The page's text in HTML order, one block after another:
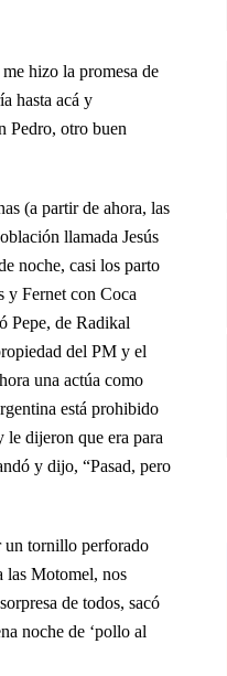
hizo la promesa de
hasta acá y
Pedro, otro buen
(a partir de ahora, las
llamada Jesús
noche, casi los parto
y Fernet con Coca
Pepe, de Radikal
del PM y el
una actúa como
está prohibido
le dijeron que era para
y dijo, “Pasad, pero
un tornillo perforado
las Motomel, nos
de todos, sacó
noche de ‘pollo al